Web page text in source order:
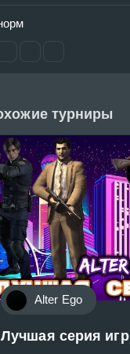
турниры
Alter Ego
Лучшая серия игр